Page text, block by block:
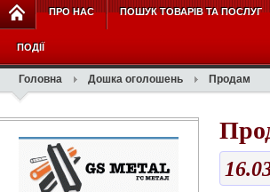
ПРО НАС ПОШУК ТОВАРІВ ТА ПОСЛУГ
ПОДІЇ
Головна Дошка оголошень Продам